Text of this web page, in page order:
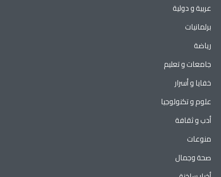
عربية و دولية
برلمانيات
رياضة
جامعات و تعليم
خفايا و أسرار
علوم و تكنولوجيا
أدب و ثقافة
منوعات
صحة وجمال